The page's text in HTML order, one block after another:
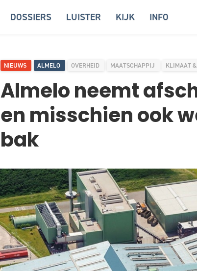
DOSSIERS LUISTER KIJK INFO
NIEUWS ALMELO OVERHEID MAATSCHAPPIJ KLIMAAT
Almelo neemt
en misschien ook
bak